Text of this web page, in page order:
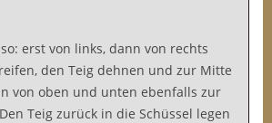
erst von links, dann von rechts
den Teig dehnen und zur Mitte
von oben und unten ebenfalls zur
Teig zurück in die Schüssel legen